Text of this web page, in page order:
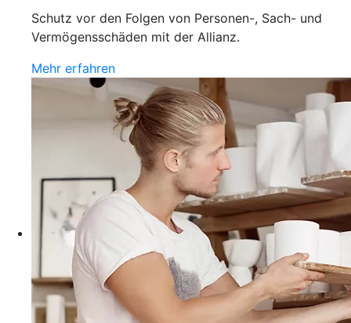
Schutz vor den Folgen von Personen-, Sach- und
Vermögensschäden mit der Allianz.
Mehr erfahren